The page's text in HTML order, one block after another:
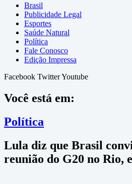
Brasil
Publicidade Legal
Esportes
Saúde Natural
Política
Fale Conosco
Edição Impressa
Facebook TwitterYoutube
Você está em:
Política
Lula diz que Brasil
reunião do G20 no Rio,